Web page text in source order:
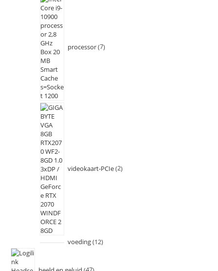
processor 7
videokaart-PCIe 2
voeding 12